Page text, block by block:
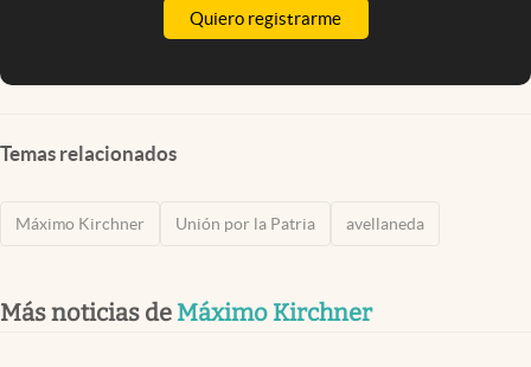
Quiero registrarme
Temas relacionados
Máximo Kirchner Unión por la Patria avellaneda
Más noticias de Máximo Kirchner